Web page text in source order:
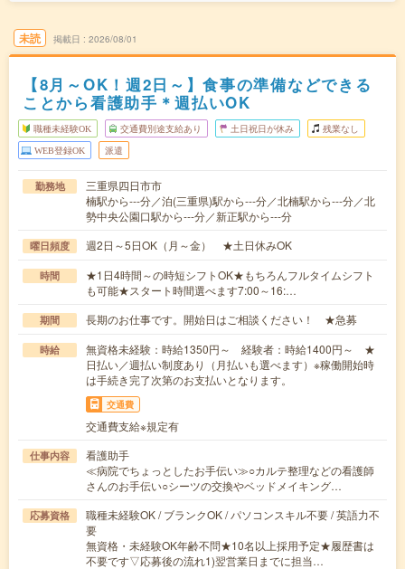
未読 掲載日 2026/08/01
【8月～OK！週2日～】食事の準備などできる
ことから看護助手＊週払いOK
職種未経験OK 交通費別途支給あり 土日祝日が休み 残業なし
WEB登録OK 派遣
勤務地
三重県四日市市
楠駅から---分／泊(三重県)駅から---分／北楠駅から---分／北
勢中央公園口駅から---分／新正駅から---分
曜日頻度 週2日～5日OK（月～金） ★土日休みOK
時間
★1日4時間～の時短シフトOK★もちろんフルタイムシフト
も可能★スタート時間選べます7:00～16:…
期間 長期のお仕事です。開始日はご相談ください！ ★急募
時給
無資格未経験：時給1350円～ 経験者：時給1400円～ ★
日払い／週払い制度あり（月払いも選べます）※稼働開始時
は手続き完了次第のお支払いとなります。
交通費
交通費支給※規定有
仕事内容
看護助手
≪病院でちょっとしたお手伝い≫○カルテ整理などの看護師
さんのお手伝い○シーツの交換やベッドメイキング…
応募資格
職種未経験OK / ブランクOK / パソコンスキル不要 / 英語力不
要
無資格・未経験OK年齢不問★10名以上採用予定★履歴書は
不要です▽応募後の流れ1)翌営業日までに担当…